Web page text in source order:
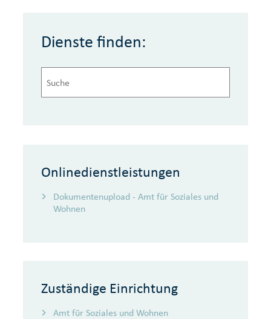
Dienste finden:
Onlinedienstleistungen
Dokumentenupload - Amt für Soziales und
Wohnen
Zuständige Einrichtung
Amt für Soziales und Wohnen